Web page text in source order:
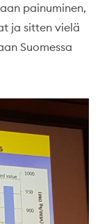
painuminen,
ja sitten vielä
Suomessa